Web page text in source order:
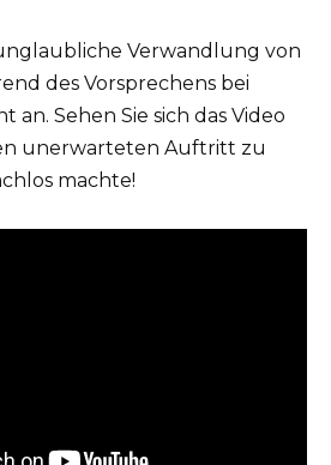
Verwandlung von
des Vorsprechens bei
an. Sehen Sie sich das Video
unerwarteten Auftritt zu
machte!